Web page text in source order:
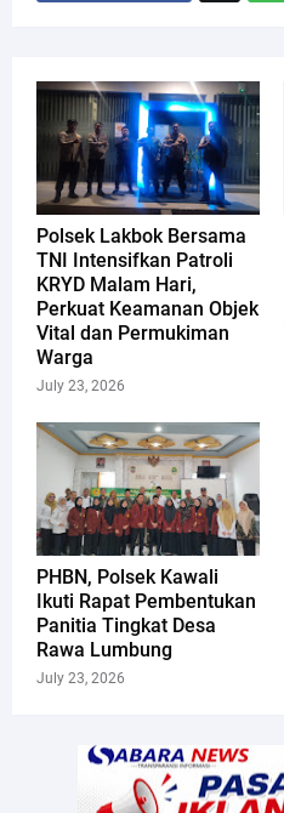
Polsek Lakbok Bersama
TNI Intensifkan Patroli
KRYD Malam Hari,
Perkuat Keamanan Objek
Vital dan Permukiman
Warga
July 23, 2026
PHBN, Polsek Kawali
Ikuti Rapat Pembentukan
Panitia Tingkat Desa
Rawa Lumbung
July 23, 2026